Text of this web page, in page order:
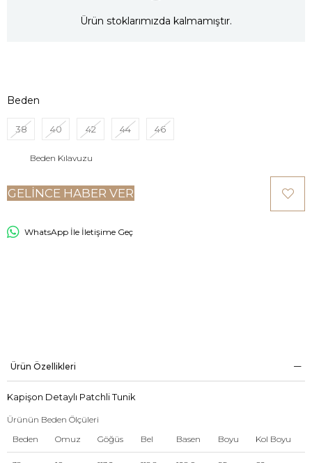
Ürün stoklarımızda kalmamıştır.
Beden
38 40 42 44 46
Beden Kılavuzu
GELINCE HABER VER
WhatsApp İle İletişime Geç
Ürün Özellikleri
Kapişon Detaylı Patchli Tunik
Ürünün Beden Ölçüleri
Beden
Omuz Göğüs Bel Basen Boyu Kol Boyu